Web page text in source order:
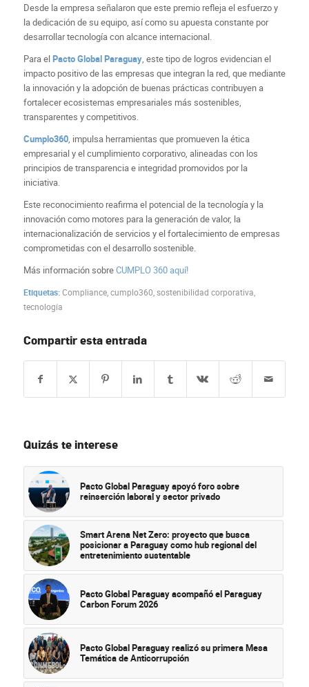
Desde la empresa señalaron que este premio refleja el esfuerzo y
la dedicación de su equipo, así como su apuesta constante por
desarrollar tecnología con alcance internacional.
Para elPacto Global Paraguay, este tipo de logros evidencian el
impacto positivo de las empresas que integran la red, que mediante
la innovación y la adopción de buenas prácticas contribuyen a
fortalecer ecosistemas empresariales más sostenibles,
transparentes y competitivos.
Cumplo360, impulsa herramientas que promueven la ética
empresarial y el cumplimiento corporativo, alineadas con los
principios de transparencia e integridad promovidos por la
iniciativa.
Este reconocimiento reafirma el potencial de la tecnología y la
innovación como motores para la generación de valor, la
internacionalización de servicios y el fortalecimiento de empresas
comprometidas con el desarrollo sostenible.
Más información sobreCUMPLO 360 aquí!
Etiquetas: Compliance, cumplo360 sostenibilidad corporativa
tecnología
Compartir esta entrada
Quizás te interese
Pacto Global Paraguay apoyó foro sobre
reinserción laboral y sector privado
Smart Arena Net Zero: proyecto que busca
posicionar a Paraguay como hub regional del
entretenimiento sustentable
Pacto Global Paraguay acompañó el Paraguay
Carbon Forum 2026
Pacto Global Paraguay realizó su primera Mesa
Temática de Anticorrupción